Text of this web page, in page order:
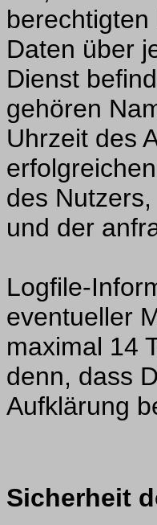
Daten über
Dienst
gehören
Uhrzeit des
des
und der
Logfile-
eventueller
maximal 14
denn, dass
Aufklärung
Sicherheit